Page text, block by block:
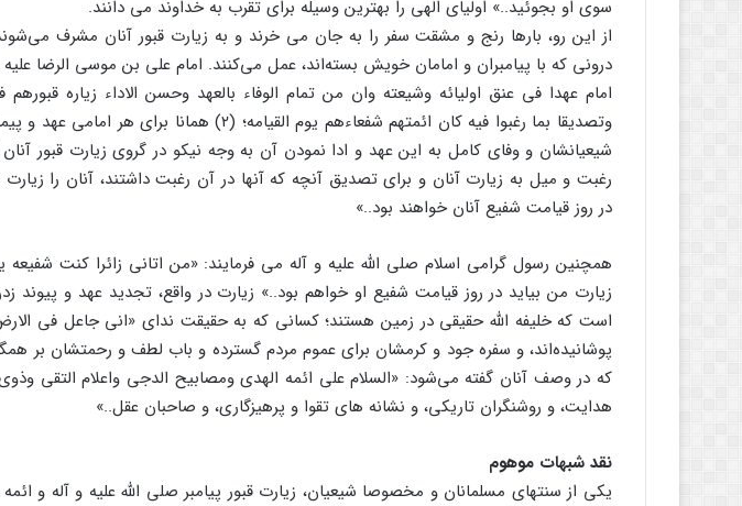
سوی او بجوئید..» اولیای الهی را بهترین وسیله برای تقرب به خداوند می دانند.
از این رو، بارها رنج و مشقت سفر را به جان می خرند و به زیارت قبور آنان مشرف
درونی که با پیامبران و امامان خویش بسته‌اند، عمل می‌کنند. امام علی بن موسی الرضا
امام عهدا فی عنق اولیائه وشیعته وان من تمام الوفاء بالعهد وحسن الاداء زیاره
وتصدیقا بما رغبوا فیه کان ائمتهم شفعاءهم یوم القیامه؛ (۲)
شیعیانشان و وفای کامل به این عهد و ادا نمودن آن به وجه نیکو در گروی زیارت قبور
رغبت و میل به زیارت آنان و برای تصدیق آنچه که آنها در آن رغبت داشتند، آنان را زیارت
در روز قیامت شفیع آنان خواهند بود..»
زیارت من بیاید در روز قیامت شفیع او خواهم بود..» زیارت در واقع، تجدید عهد و پیوند
پوشانیده‌اند، و سفره جود و کرمشان برای عموم مردم گسترده و باب لطف و رحمتشان بر
هدایت، و روشنگران تاریکی، و نشانه های تقوا و پرهیزگاری، و صاحبان عقل..»
نقد شبهات موهوم
یکی از سنتهای مسلمانان و مخصوصا شیعیان، زیارت قبور پیامبر صلی الله علیه و آله و ائمه